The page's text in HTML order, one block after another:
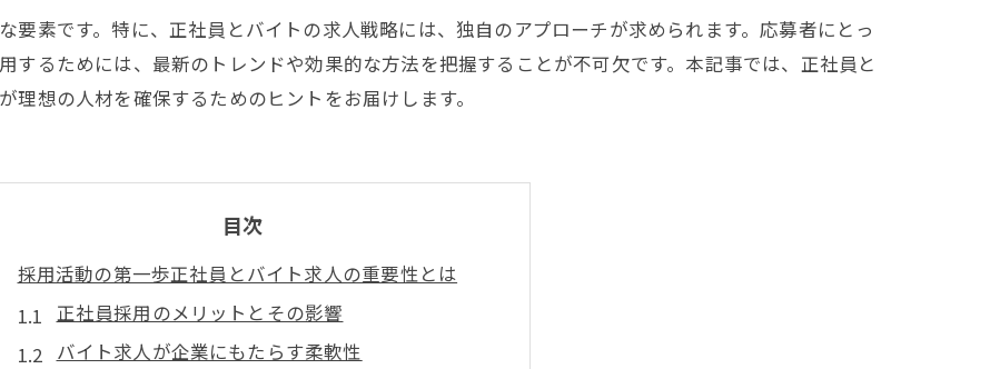
要素です。特に、正社員とバイトの求人戦略には、独自のアプローチが求められます。応募者にとっ
するためには、最新のトレンドや効果的な方法を把握することが不可欠です。本記事では、正社員と
想の人材を確保するためのヒントをお届けします。
目次
採用活動の第一歩正社員とバイト求人の重要性とは
正社員採用のメリットとその影響
バイト求人が企業にもたらす柔軟性